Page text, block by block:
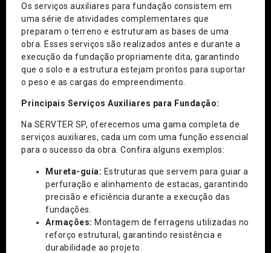
Os serviços auxiliares para fundação consistem em
uma série de atividades complementares que
preparam o terreno e estruturam as bases de uma
obra. Esses serviços são realizados antes e durante a
execução da fundação propriamente dita, garantindo
que o solo e a estrutura estejam prontos para suportar
o peso e as cargas do empreendimento.
Principais Serviços Auxiliares para Fundação:
Na SERVTER SP, oferecemos uma gama completa de
serviços auxiliares, cada um com uma função essencial
para o sucesso da obra. Confira alguns exemplos:
Mureta-guia: Estruturas que servem para guiar a
perfuração e alinhamento de estacas, garantindo
precisão e eficiência durante a execução das
fundações.
Armações: Montagem de ferragens utilizadas no
reforço estrutural, garantindo resistência e
durabilidade ao projeto.